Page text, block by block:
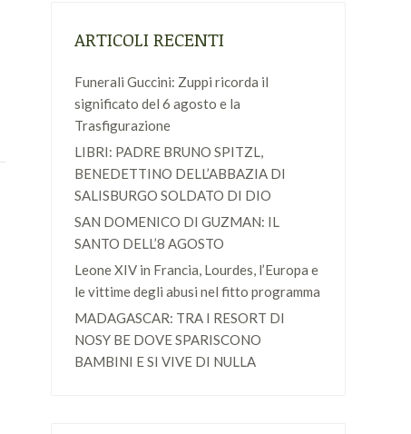
ARTICOLI RECENTI
Funerali Guccini: Zuppi ricorda il
significato del 6 agosto e la
Trasfigurazione
LIBRI: PADRE BRUNO SPITZL,
BENEDETTINO DELL’ABBAZIA DI
SALISBURGO SOLDATO DI DIO
SAN DOMENICO DI GUZMAN: IL
SANTO DELL’8 AGOSTO
Leone XIV in Francia, Lourdes, l’Europa e
le vittime degli abusi nel fitto programma
MADAGASCAR: TRA I RESORT DI
NOSY BE DOVE SPARISCONO
BAMBINI E SI VIVE DI NULLA